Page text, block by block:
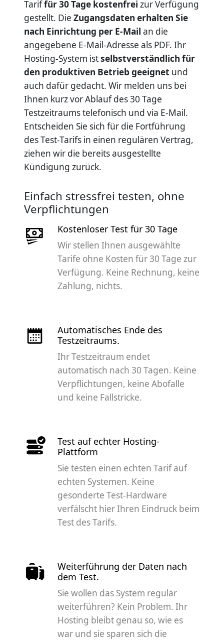
Tariffür 30 Tage kostenfrei zur Verfügung
gestellt. Die Zugangsdaten erhalten Sie
nach Einrichtung per E-Mail an die
angegebene E-Mail-Adresse als PDF. Ihr
Hosting-System istselbstverständlich für
den produktiven Betrieb geeignet und
auch dafür gedacht. Wir melden uns bei
Ihnen kurz vor Ablauf des 30 Tage
Testzeitraums telefonisch und via E-Mail.
Entscheiden Sie sich für die Fortführung
des Test-Tarifs in einen regulären Vertrag,
ziehen wir die bereits ausgestellte
Kündigung zurück.
Einfach stressfrei testen, ohne
Verpflichtungen
Kostenloser Test für 30 Tage
Wir stellen Ihnen ausgewählte
Tarife ohne Kosten für 30 Tage zur
Verfügung. Keine Rechnung, keine
Zahlung, nichts.
Automatisches Ende des
Testzeitraums.
Ihr Testzeitraum endet
automatisch nach 30 Tagen. Keine
Verpflichtungen, keine Abofalle
und keine Fallstricke.
Test auf echter Hosting-
Plattform
Sie testen einen echten Tarif auf
echten Systemen. Keine
gesonderte Test-Hardware
verfälscht hier Ihren Eindruck beim
Test des Tarifs.
Weiterführung der Daten nach
dem Test.
Sie wollen das System regulär
weiterführen? Kein Problem. Ihr
Hosting bleibt genau so, wie es
war und sie sparen sich die